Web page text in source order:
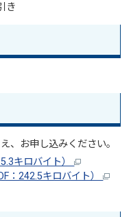
き
、お申し込みください。
キロバイト）
：242.5キロバイト）